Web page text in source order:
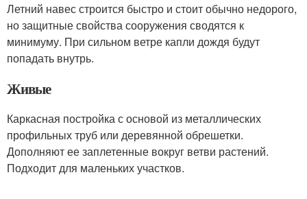
Летний навес строится быстро и стоит обычно недорого,
но защитные свойства сооружения сводятся к
минимуму. При сильном ветре капли дождя будут
попадать внутрь.
Живые
Каркасная постройка с основой из металлических
профильных труб или деревянной обрешетки.
Дополняют ее заплетенные вокруг ветви растений.
Подходит для маленьких участков.